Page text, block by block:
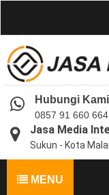
Hubungi
0857 91 660 664
Jasa Media
Sukun - Kota
MENU